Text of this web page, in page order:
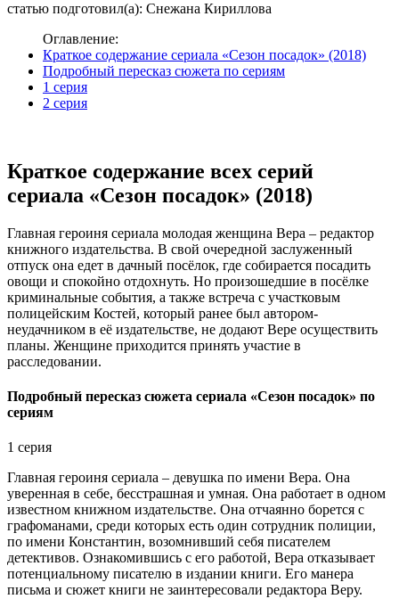
статью подготовил(а): Снежана Кириллова
Оглавление:
Краткое содержание сериала «Сезон посадок» (2018)
Подробный пересказ сюжета по сериям
1 серия
2 серия
Краткое содержание всех серий
сериала «Сезон посадок» (2018)
Главная героиня сериала молодая женщина Вера – редактор
книжного издательства. В свой очередной заслуженный
отпуск она едет в дачный посёлок, где собирается посадить
овощи и спокойно отдохнуть. Но произошедшие в посёлке
криминальные события, а также встреча с участковым
полицейским Костей, который ранее был автором-
неудачником в её издательстве, не додают Вере осуществить
планы. Женщине приходится принять участие в
расследовании.
Подробный пересказ сюжета сериала «Сезон посадок» по
сериям
1 серия
Главная героиня сериала – девушка по имени Вера. Она
уверенная в себе, бесстрашная и умная. Она работает в одном
известном книжном издательстве. Она отчаянно борется с
графоманами, среди которых есть один сотрудник полиции,
по имени Константин, возомнивший себя писателем
детективов. Ознакомившись с его работой, Вера отказывает
потенциальному писателю в издании книги. Его манера
письма и сюжет книги не заинтересовали редактора Веру.